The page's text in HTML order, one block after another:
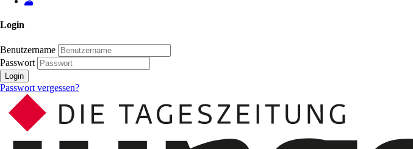
Login
Benutzername
Passwort
Login
Passwort vergessen?